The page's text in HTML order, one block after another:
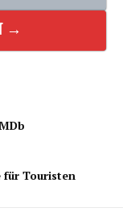
→
für Touristen